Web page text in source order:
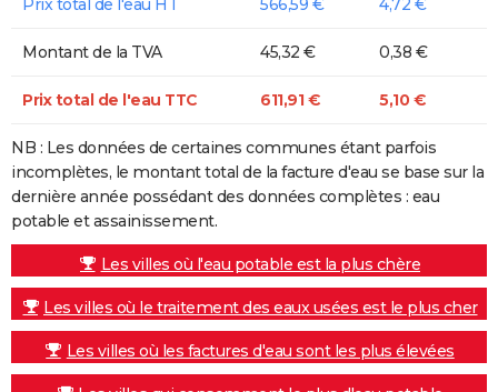
Montant de la TVA 45,32 € 0,38 €
Prix total de l'eau TTC 611,91 € 5,10 €
NB : Les données de certaines communes étant parfois
incomplètes, le montant total de la facture d'eau se base sur la
dernière année possédant des données complètes : eau
potable et assainissement.
Les villes où l'eau potable est la plus chère
Les villes où le traitement des eaux usées est le plus cher
Les villes où les factures d'eau sont les plus élevées